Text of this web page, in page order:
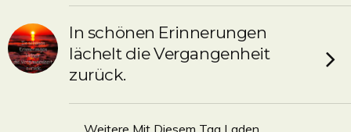
In schönen Erinnerungen
lächelt die Vergangenheit
zurück.
Weitere Mit Diesem Tag Laden…